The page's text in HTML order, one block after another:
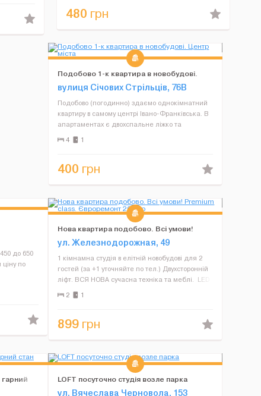
480 грн
Подобово 1-к квартира в новобудові.
Центр міста
вулиця Січових Стрільців, 76В
Подобово (погодинно) здаємо однокімнатний
квартиру в самому центрі Івано-Франківська. В
апартаментах є двохспальне ліжко та
розкладний диван, який коли розкладається
стає з розмірами двохспального ліжка і дуже
4 1
400 грн
до 650
ціну по
Нова квартира подобово. Всі умови!
Premium class. Євроремонт 2017 р
ул. Железнодорожная, 49
1 кімнамна студія в елітній новобудові для 2
гостей (за +1 уточняйте по тел.) Двухсторонній
ліфт. ВСЯ НОВА сучасна техніка та меблі. LED
TV, циф. ТБ, WI-FI, LED підсвітка, зручна
ортопедична євро книжка. ЗАВЖДИ чиста та
2 1
899 грн
LOFT посуточно студія возле парка
ул. Вячеслава Черновола, 153